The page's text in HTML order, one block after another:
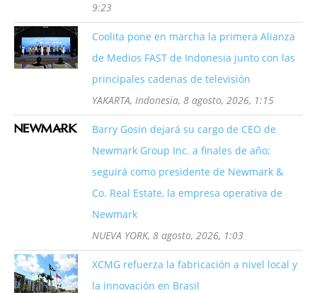
9:23
Coolita pone en marcha la primera Alianza
de Medios FAST de Indonesia junto con las
principales cadenas de televisión
YAKARTA, Indonesia, 8 agosto, 2026, 1:15
Barry Gosin dejará su cargo de CEO de
Newmark Group Inc. a finales de año;
seguirá como presidente de Newmark &
Co. Real Estate, la empresa operativa de
Newmark
NUEVA YORK, 8 agosto, 2026, 1:03
XCMG refuerza la fabricación a nivel local y
la innovación en Brasil